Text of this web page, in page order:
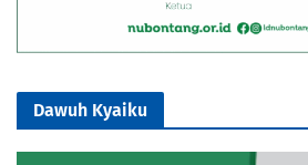
Dawuh Kyaiku